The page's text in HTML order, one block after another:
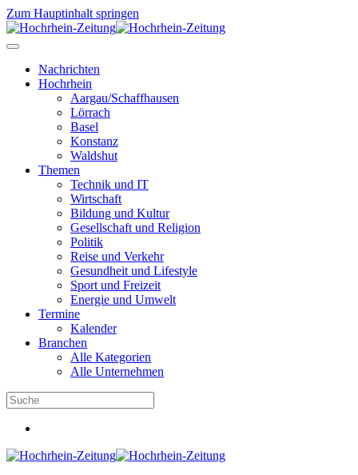
Zum Hauptinhalt springen
Nachrichten
Hochrhein
Aargau/Schaffhausen
Lörrach
Basel
Konstanz
Waldshut
Themen
Technik und IT
Wirtschaft
Bildung und Kultur
Gesellschaft und Religion
Politik
Reise und Verkehr
Gesundheit und Lifestyle
Sport und Freizeit
Energie und Umwelt
Termine
Kalender
Branchen
Alle Kategorien
Alle Unternehmen